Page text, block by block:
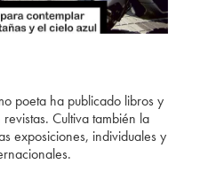
poeta ha publicado libros y
Cultiva también la
exposiciones, individuales y